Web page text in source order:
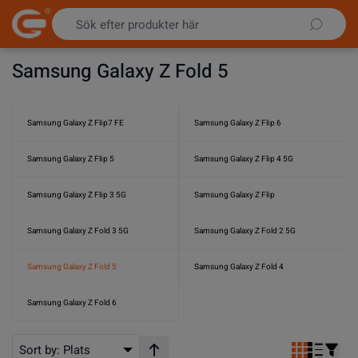
Hoppa till innehållet
Samsung Galaxy Z Fold 5
Samsung Galaxy Z Flip7 FE Samsung Galaxy Z Flip 6
Samsung Galaxy Z Flip 5 Samsung Galaxy Z Flip 4 5G
Samsung Galaxy Z Flip 3 5G Samsung Galaxy Z Flip
Samsung Galaxy Z Fold 3 5G Samsung Galaxy Z Fold 2 5G
Samsung Galaxy Z Fold 5 Samsung Galaxy Z Fold 4
Samsung Galaxy Z Fold 6
Sort by: Plats